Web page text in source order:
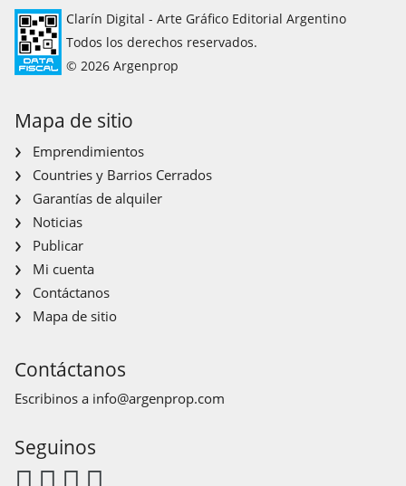
Clarín Digital - Arte Gráfico Editorial Argentino
Todos los derechos reservados.
© 2026 Argenprop
Mapa de sitio
Emprendimientos
Countries y Barrios Cerrados
Garantías de alquiler
Noticias
Publicar
Mi cuenta
Contáctanos
Mapa de sitio
Contáctanos
Escribinos a info@argenprop.com
Seguinos